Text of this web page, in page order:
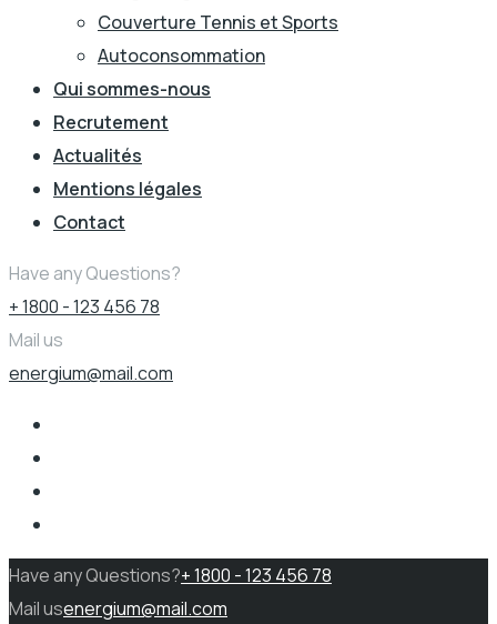
Couverture Tennis et Sports
Autoconsommation
Qui sommes-nous
Recrutement
Actualités
Mentions légales
Contact
Have any Questions?
+ 1800 - 123 456 78
Mail us
energium@mail.com
Have any Questions?+ 1800 - 123 456 78
Mail usenergium@mail.com